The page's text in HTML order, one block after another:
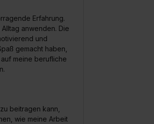
Erfahrung.
anwenden. Die
und
gemacht haben,
meine berufliche
beitragen kann,
wie meine Arbeit